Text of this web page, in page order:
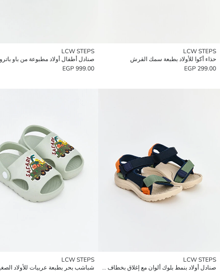
LCW STEPS
حذاء أكوا للأولاد بطبعة سمك القرش
299.00 EGP
LCW STEPS
صنادل أطفال أولاد مطبوعة من باو
999.00 EGP
LCW STEPS
صنادل أولاد بنمط بلوك ألوان مع إغلاق بخطاف وحلقة
LCW STEPS
شباشب بحر بطبعة عربيات للأولاد